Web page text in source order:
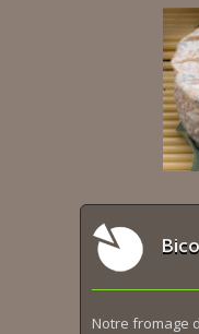
Notre fromage